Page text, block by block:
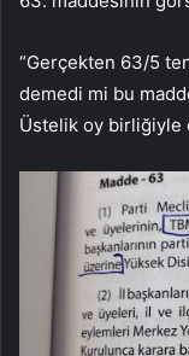
“Gerçekten 63/5
demedi mi bu
Üstelik oy birliğiyle